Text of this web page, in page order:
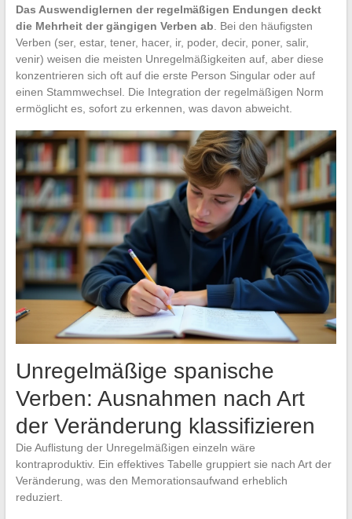
Das Auswendiglernen der regelmäßigen Endungen deckt
die Mehrheit der gängigen Verben ab . Bei den häufigsten
Verben (ser, estar, tener, hacer, ir, poder, decir, poner, salir,
venir) weisen die meisten Unregelmäßigkeiten auf, aber diese
konzentrieren sich oft auf die erste Person Singular oder auf
einen Stammwechsel. Die Integration der regelmäßigen Norm
ermöglicht es, sofort zu erkennen, was davon abweicht.
Unregelmäßige spanische
Verben: Ausnahmen nach Art
der Veränderung klassifizieren
Die Auflistung der Unregelmäßigen einzeln wäre
kontraproduktiv. Ein effektives Tabelle gruppiert sie nach Art der
Veränderung, was den Memorationsaufwand erheblich
reduziert.